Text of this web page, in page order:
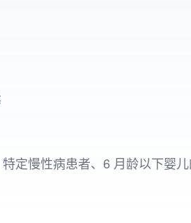
定慢性病患者、6 月龄以下婴